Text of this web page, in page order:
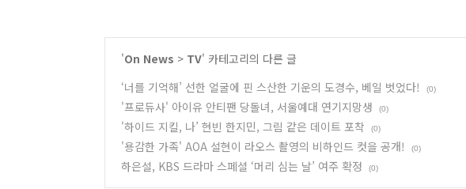
'On News > TV' 카테고리의 다른 글
‘너를 기억해’ 선한 얼굴에 핀 스산한 기운의 도경수, 베일 벗었다!
(0)
'프로듀사' 아이유 안티팬 당돌녀, 서울예대 연기지망생 (0)
'하이드 지킬, 나’ 현빈 한지민, 그림 같은 데이트 포착 (0)
'용감한 가족' AOA 설현이 라오스 촬영의 비하인드 컷을 공개! (0)
하은설, KBS 드라마 스페셜 ‘머리 심는 날’ 여주 확정 (0)